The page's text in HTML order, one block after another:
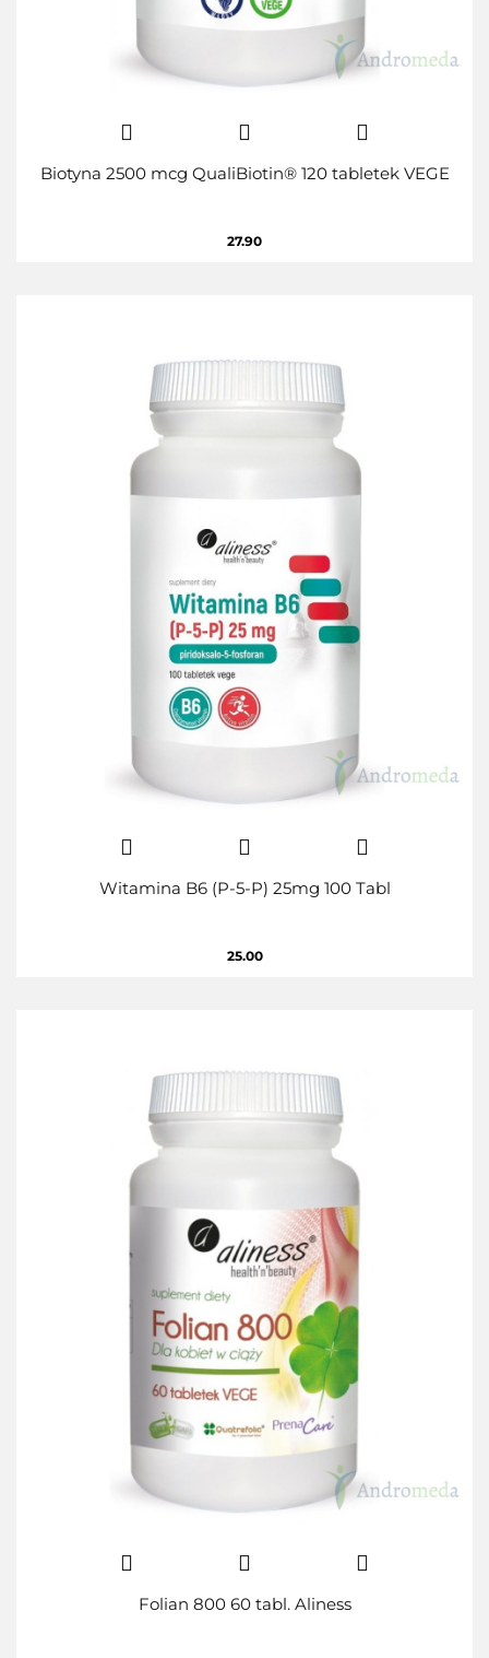
Biotyna 2500 mcg QualiBiotin® 120 tabletek VEGE
27.90
Witamina B6 (P-5-P) 25mg 100 Tabl
25.00
Folian 800 60 tabl. Aliness